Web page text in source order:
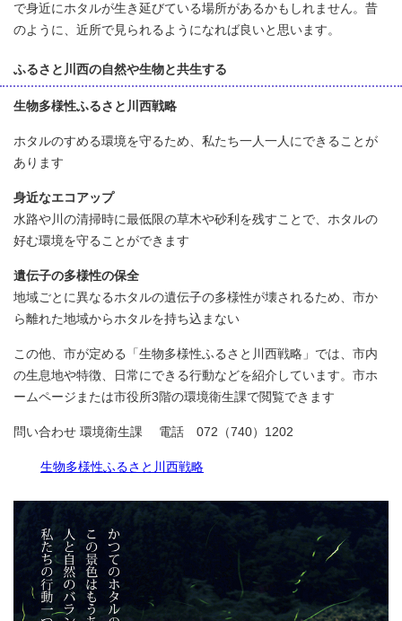
で身近にホタルが生き延びている場所があるかもしれません。昔
のように、近所で見られるようになれば良いと思います。
ふるさと川西の自然や生物と共生する
生物多様性ふるさと川西戦略
ホタルのすめる環境を守るため、私たち一人一人にできることが
あります
身近なエコアップ
水路や川の清掃時に最低限の草木や砂利を残すことで、ホタルの
好む環境を守ることができます
遺伝子の多様性の保全
地域ごとに異なるホタルの遺伝子の多様性が壊されるため、市か
ら離れた地域からホタルを持ち込まない
この他、市が定める「生物多様性ふるさと川西戦略」では、市内
の生息地や特徴、日常にできる行動などを紹介しています。市ホ
ームページまたは市役所3階の環境衛生課で閲覧できます
問い合わせ 環境衛生課 電話 072（740）1202
生物多様性ふるさと川西戦略